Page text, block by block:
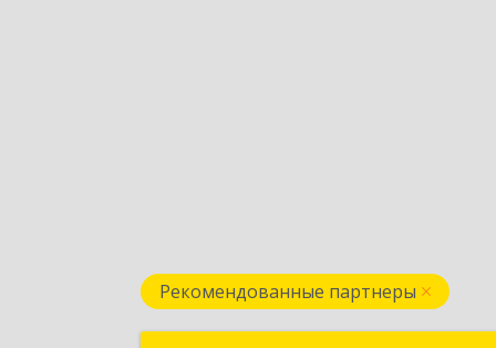
Рекомендованные партнеры